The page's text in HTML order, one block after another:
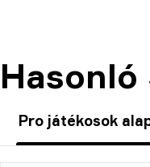
Pro játékosok